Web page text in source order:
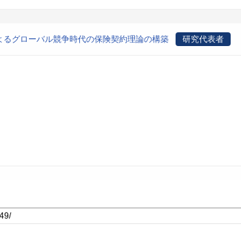
グローバル競争時代の保険契約理論の構築 研究代表者